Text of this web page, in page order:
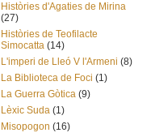
Històries d'Agaties de Mirina
(27)
Històries de Teofilacte
Simocatta (14)
L'imperi de Lleó V l'Armeni (8)
La Biblioteca de Foci (1)
La Guerra Gòtica (9)
Lèxic Suda (1)
Misopogon (16)